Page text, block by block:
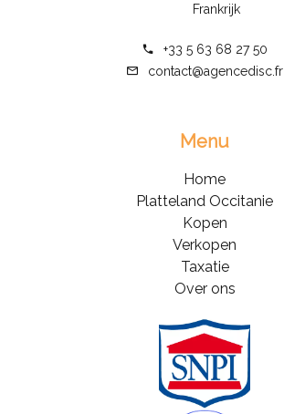
Frankrijk
+33 5 63 68 27 50
contact@agencedisc.fr
Menu
Home
Platteland Occitanie
Kopen
Verkopen
Taxatie
Over ons